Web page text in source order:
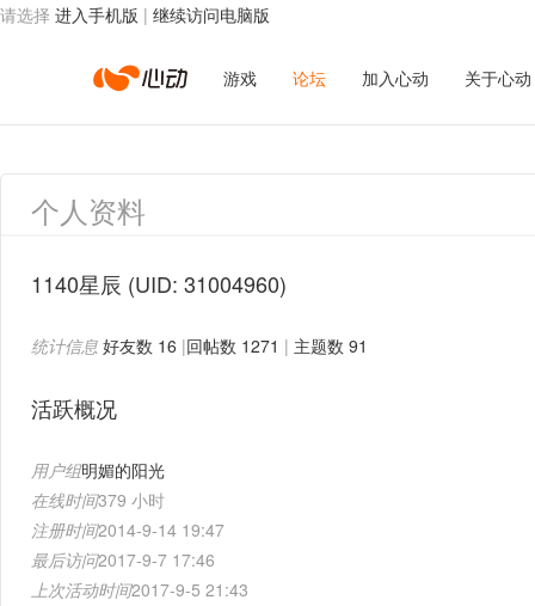
请选择 进入手机版 | 继续访问电脑版
心
动
络
游戏 论坛 加入心动 关于心动
个人资料
1140星辰 (UID: 31004960)
统计信息 好友数 16 |回帖数 1271 | 主题数 91
活跃概况
用户组明媚的阳光
在线时间379 小时
注册时间2014-9-14 19:47
最后访问2017-9-7 17:46
上次活动时间2017-9-5 21:43